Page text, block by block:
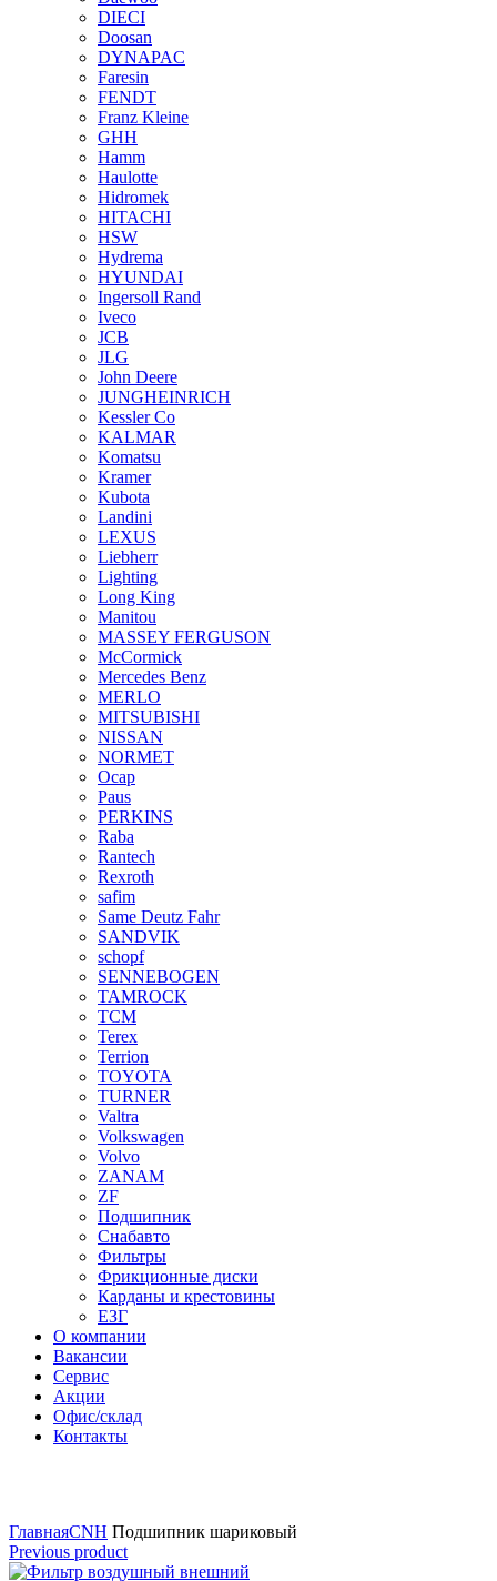
DIECI
Doosan
DYNAPAC
Faresin
FENDT
Franz Kleine
GHH
Hamm
Haulotte
Hidromek
HITACHI
HSW
Hydrema
HYUNDAI
Ingersoll Rand
Iveco
JCB
JLG
John Deere
JUNGHEINRICH
Kessler Co
KALMAR
Komatsu
Kramer
Kubota
Landini
LEXUS
Liebherr
Lighting
Long King
Manitou
MASSEY FERGUSON
McCormick
Mercedes Benz
MERLO
MITSUBISHI
NISSAN
NORMET
Ocap
Paus
PERKINS
Raba
Rantech
Rexroth
safim
Same Deutz Fahr
SANDVIK
schopf
SENNEBOGEN
TAMROCK
TCM
Terex
Terrion
TOYOTA
TURNER
Valtra
Volkswagen
Volvo
ZANAM
ZF
Подшипник
Снабавто
Фильтры
Фрикционные диски
Карданы и крестовины
ЕЗГ
О компании
Вакансии
Сервис
Акции
Офис/склад
Контакты
ГлавнаяCNH Подшипник шариковый
Previous product